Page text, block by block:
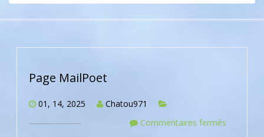
Page MailPoet
01, 14, 2025
Chatou971
Commentaires fermés